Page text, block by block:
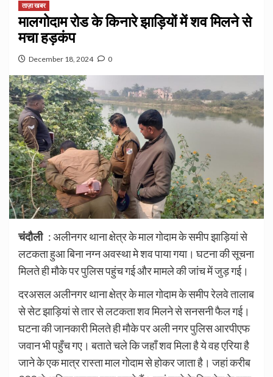
ताज़ा खबर
मालगोदाम रोड के किनारे झाड़ियों में शव मिलने से
मचा हड़कंप
December 18, 2024 0
चंदौली : अलीनगर थाना क्षेत्र के माल गोदाम के समीप झाड़ियां से
लटकता हुआ बिना नग्न अवस्था मे शव पाया गया। घटना की सूचना
मिलते ही मौके पर पुलिस पहुंच गई और मामले की जांच में जुड़ गई।
दरअसल अलीनगर थाना क्षेत्र के माल गोदाम के समीप रेलवे तालाब
से सेट झाड़ियां से तार से लटकता शव मिलने से सनसनी फैल गई।
घटना की जानकारी मिलते ही मौके पर अली नगर पुलिस आरपीएफ
जवान भी पहुँच गए। बताते चले कि जहाँ शव मिला है ये वह एरिया है
जाने के एक मात्र रास्ता माल गोदाम से होकर जाता है। जहां करीब